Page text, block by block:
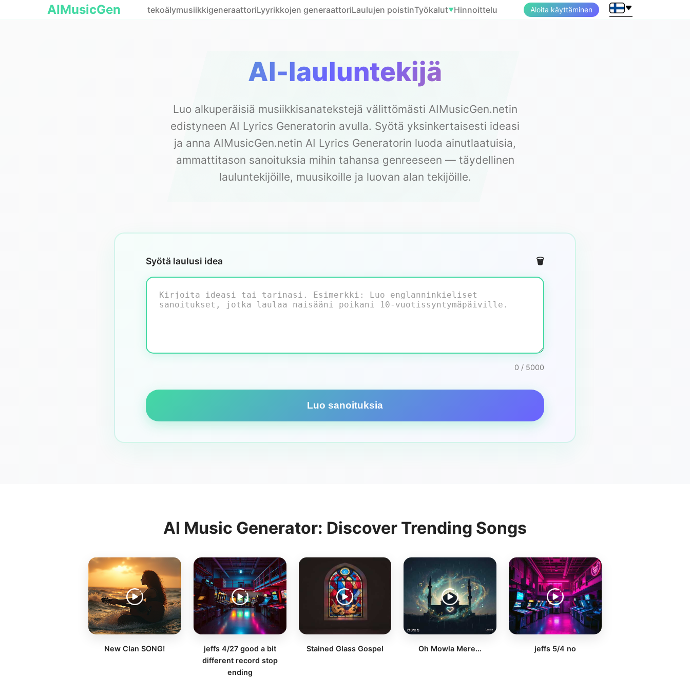
AIMusicGen tekoälymusiikkigeneraattoriLyyrikkojen generaattoriLaulujen poistinTyökalut▼Hinnoittelu Aloita käyttäminen
AI-lauluntekijä
Luo alkuperäisiä musiikkisanatekstejä välittömästi AIMusicGen.netin
edistyneen AI Lyrics Generatorin avulla. Syötä yksinkertaisesti ideasi
ja anna AIMusicGen.netin AI Lyrics Generatorin luoda ainutlaatuisia,
ammattitason sanoituksia mihin tahansa genreeseen — täydellinen
lauluntekijöille, muusikoille ja luovan alan tekijöille.
Syötä laulusi idea 🗑️
0 / 5000
Luo sanoituksia
AI Music Generator: Discover Trending Songs
New Clan SONG!
jeffs 4/27 good a bit
different record stop
ending
Stained Glass Gospel Oh Mowla Mere... jeffs 5/4 no